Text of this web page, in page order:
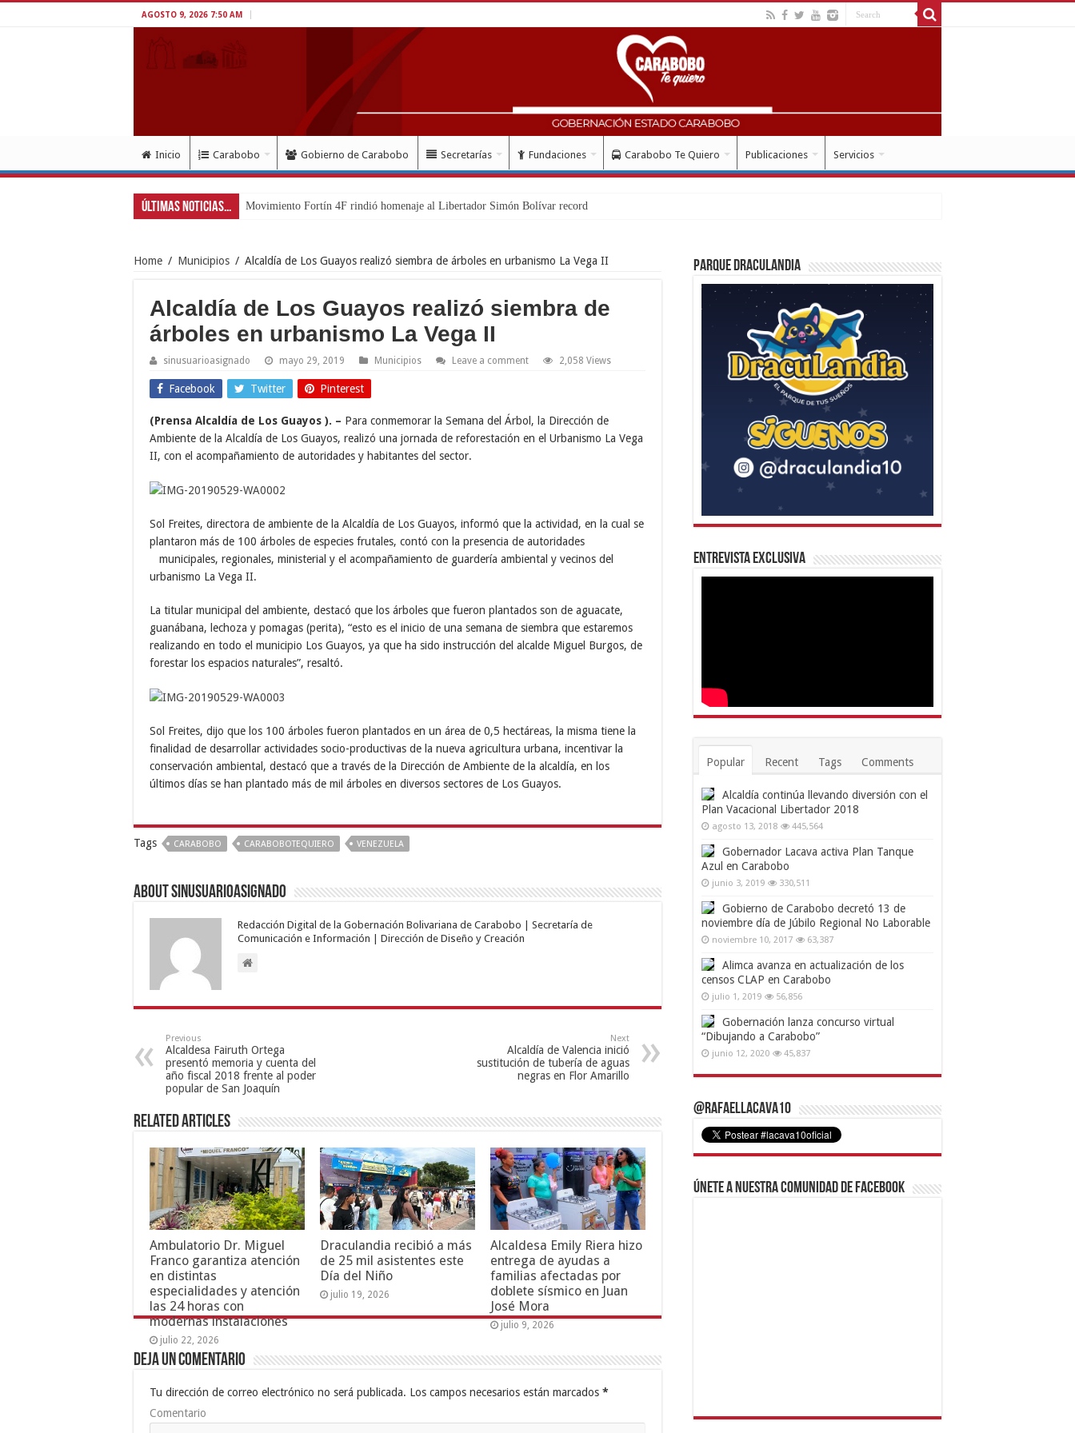
AGOSTO 9, 2026 7:50 AM
Inicio Carabobo Gobierno de Carabobo Secretarías Fundaciones Carabobo Te Quiero Publicaciones Servicios
Últimas Noticias... Movimiento Fortín 4F rindió homenaje al Libertador Simón Bolívar recordando su gesta ema
Home / Municipios / Alcaldía de Los Guayos realizó siembra de árboles en urbanismo La Vega II
Alcaldía de Los Guayos realizó siembra de
árboles en urbanismo La Vega II
sinusuarioasignado mayo 29, 2019 Municipios Leave a comment 2,058 Views
Facebook Twitter Pinterest
(Prensa Alcaldía de Los Guayos ). – Para conmemorar la Semana del Árbol, la Dirección de
Ambiente de la Alcaldía de Los Guayos, realizó una jornada de reforestación en el Urbanismo La Vega
II, con el acompañamiento de autoridades y habitantes del sector.
Sol Freites, directora de ambiente de la Alcaldía de Los Guayos, informó que la actividad, en la cual se
plantaron más de 100 árboles de especies frutales, contó con la presencia de autoridades
municipales, regionales, ministerial y el acompañamiento de guardería ambiental y vecinos del
urbanismo La Vega II.
La titular municipal del ambiente, destacó que los árboles que fueron plantados son de aguacate,
guanábana, lechoza y pomagas (perita), “esto es el inicio de una semana de siembra que estaremos
realizando en todo el municipio Los Guayos, ya que ha sido instrucción del alcalde Miguel Burgos, de
forestar los espacios naturales”, resaltó.
Sol Freites, dijo que los 100 árboles fueron plantados en un área de 0,5 hectáreas, la misma tiene la
finalidad de desarrollar actividades socio-productivas de la nueva agricultura urbana, incentivar la
conservación ambiental, destacó que a través de la Dirección de Ambiente de la alcaldía, en los
últimos días se han plantado más de mil árboles en diversos sectores de Los Guayos.
Tags CARABOBO CARABOBOTEQUIERO VENEZUELA
About sinusuarioasignado
Redacción Digital de la Gobernación Bolivariana de Carabobo | Secretaría de
Comunicación e Información | Dirección de Diseño y Creación
Previous
Alcaldesa Fairuth Ortega
presentó memoria y cuenta del
año fiscal 2018 frente al poder
popular de San Joaquín
Next
Alcaldía de Valencia inició
sustitución de tubería de aguas
negras en Flor Amarillo
Related Articles
Ambulatorio Dr. Miguel
Franco garantiza atención
en distintas
especialidades y atención
las 24 horas con
modernas instalaciones
julio 22, 2026
Draculandia recibió a más
de 25 mil asistentes este
Día del Niño
julio 19, 2026
Alcaldesa Emily Riera hizo
entrega de ayudas a
familias afectadas por
doblete sísmico en Juan
José Mora
julio 9, 2026
Deja un comentario
Tu dirección de correo electrónico no será publicada. Los campos necesarios están marcados *
Comentario
Parque Draculandia
Entrevista Exclusiva
Popular Recent Tags Comments
Alcaldía continúa llevando diversión con el
Plan Vacacional Libertador 2018
agosto 13, 2018 445,564
Gobernador Lacava activa Plan Tanque
Azul en Carabobo
junio 3, 2019 330,511
Gobierno de Carabobo decretó 13 de
noviembre día de Júbilo Regional No Laborable
noviembre 10, 2017 63,387
Alimca avanza en actualización de los
censos CLAP en Carabobo
julio 1, 2019 56,856
Gobernación lanza concurso virtual
“Dibujando a Carabobo”
junio 12, 2020 45,837
@RafaelLacava10
Únete a nuestra comunidad de Facebook